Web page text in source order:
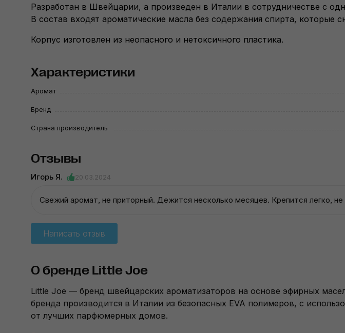
Разработан в Швейцарии, а произведен в Италии в сотрудничестве с
В состав входят ароматические масла без содержания спирта, которые
Корпус изготовлен из неопасного и нетоксичного пластика.
Характеристики
Аромат
Бренд
Страна производитель
Отзывы
Игорь Я. 20.03.2024
Свежий аромат, не приторный. Дежится несколько месяцев. Крепится легко, не
Написать отзыв
О бренде Little Joe
Little Joe — бренд швейцарских ароматизаторов на основе эфирных
бренда производится в Италии из безопасных EVA полимеров, с
от лучших парфюмерных домов.